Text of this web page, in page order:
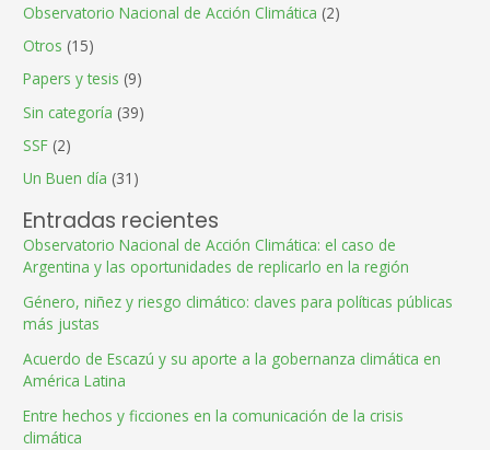
Observatorio Nacional de Acción Climática (2)
Otros (15)
Papers y tesis (9)
Sin categoría (39)
SSF (2)
Un Buen día (31)
Entradas recientes
Observatorio Nacional de Acción Climática: el caso de
Argentina y las oportunidades de replicarlo en la región
Género, niñez y riesgo climático: claves para políticas públicas
más justas
Acuerdo de Escazú y su aporte a la gobernanza climática en
América Latina
Entre hechos y ficciones en la comunicación de la crisis
climática